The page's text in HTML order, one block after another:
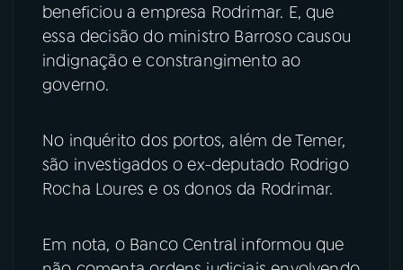
beneficiou a empresa Rodrimar. E, que
essa decisão do ministro Barroso causou
indignação e constrangimento ao
governo.
No inquérito dos portos, além de Temer,
são investigados o ex-deputado Rodrigo
Rocha Loures e os donos da Rodrimar.
Em nota, o Banco Central informou que